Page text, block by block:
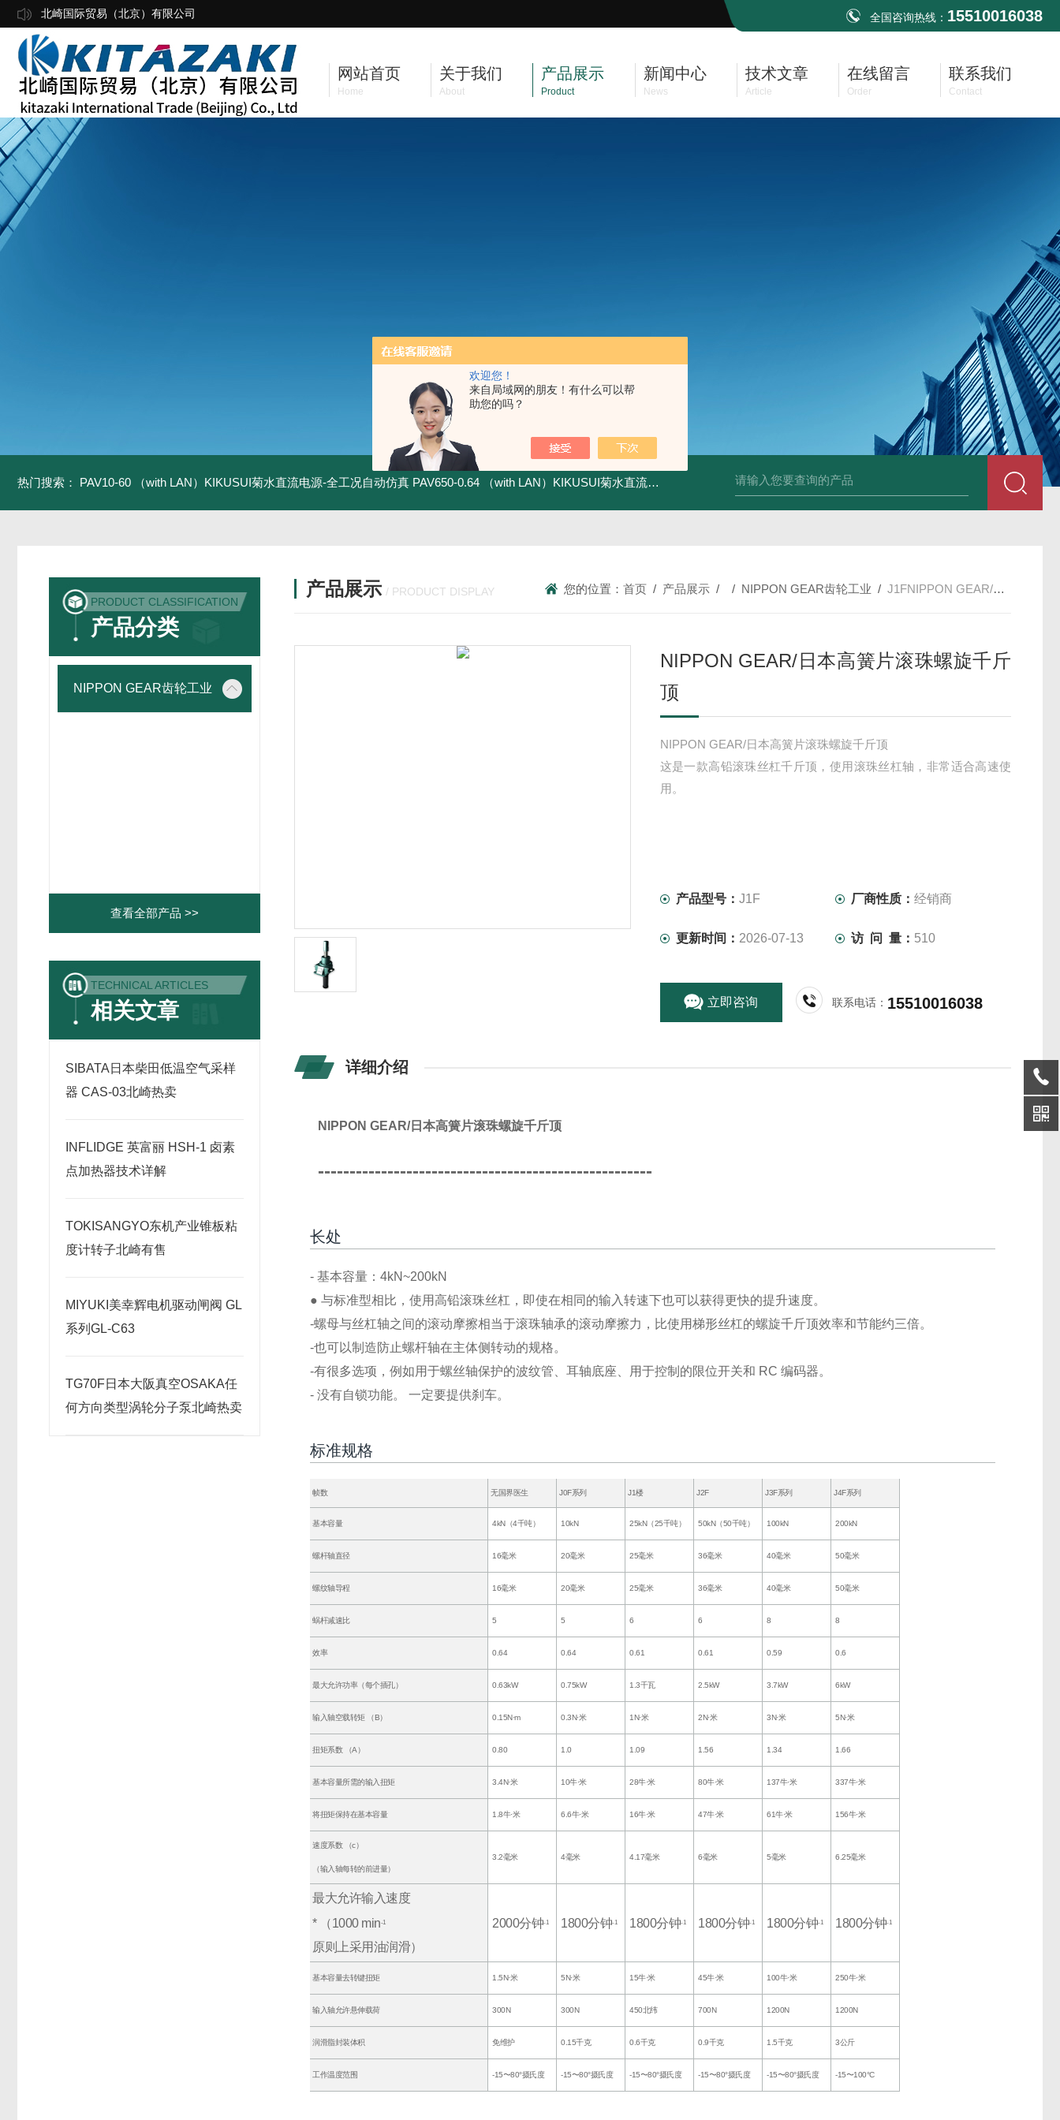
欢迎您！
来自局域网的朋友！有什么可以帮
助您的吗？
北崎国际贸易（北京）有限公司 全国咨询热线： 15510016038
网站首页
Home
关于我们
About
产品展示
Product
新闻中心
News
技术文章
Article
在线留言
Order
联系我们
Contact
热门搜索： PAV10-60 （with LAN）KIKUSUI菊水直流电源-全工况自动仿真 PAV650-0.64 （with LAN）KIKUSUI菊水直流电源-四象限节能测试 PAV320-1.3 （with LAN）KIKUSUI菊水直流电源-故障快
PRODUCT CLASSIFICATION
产品分类
NIPPON GEAR齿轮工业
查看全部产品 >>
TECHNICAL ARTICLES
相关文章
SIBATA日本柴田低温空气采样
器 CAS-03北崎热卖
INFLIDGE 英富丽 HSH-1 卤素
点加热器技术详解
TOKISANGYO东机产业锥板粘
度计转子北崎有售
MIYUKI美幸辉电机驱动闸阀 GL
系列GL-C63
TG70F日本大阪真空OSAKA任
何方向类型涡轮分子泵北崎热卖
产品展示 / PRODUCT DISPLAY 您的位置：首页 / 产品展示 / / NIPPON GEAR齿轮工业 /J1FNIPPON GEAR/日本高簧片滚珠螺旋千斤顶
NIPPON GEAR/日本高簧片滚珠螺旋千斤
顶
NIPPON GEAR/日本高簧片滚珠螺旋千斤顶
这是一款高铅滚珠丝杠千斤顶，使用滚珠丝杠轴，非常适合高速使
用。
产品型号： J1F 厂商性质：经销商
更新时间： 2026-07-13 访 问 量： 510
立即咨询 联系电话： 15510016038
详细介绍
NIPPON GEAR/日本高簧片滚珠螺旋千斤顶
-----------------------------------------------------
长处
- 基本容量：4kN~200kN
● 与标准型相比，使用高铅滚珠丝杠，即使在相同的输入转速下也可以获得更快的提升速度。
-螺母与丝杠轴之间的滚动摩擦相当于滚珠轴承的滚动摩擦力，比使用梯形丝杠的螺旋千斤顶效率和节能约三倍。
-也可以制造防止螺杆轴在主体侧转动的规格。
-有很多选项，例如用于螺丝轴保护的波纹管、耳轴底座、用于控制的限位开关和 RC 编码器。
- 没有自锁功能。 一定要提供刹车。
标准规格
帧数 无国界医生 J0F系列 J1楼 J2F J3F系列 J4F系列
基本容量 4kN（4千吨） 10kN 25kN（25千吨） 50kN（50千吨） 100kN 200kN
螺杆轴直径 16毫米 20毫米 25毫米 36毫米 40毫米 50毫米
螺纹轴导程 16毫米 20毫米 25毫米 36毫米 40毫米 50毫米
蜗杆减速比 5 5 6 6 8 8
效率 0.64 0.64 0.61 0.61 0.59 0.6
最大允许功率（每个插孔） 0.63kW 0.75kW 1.3千瓦 2.5kW 3.7kW 6kW
输入轴空载转矩 （B） 0.15N·m 0.3N·米 1N·米 2N·米 3N·米 5N·米
扭矩系数 （A） 0.80 1.0 1.09 1.56 1.34 1.66
基本容量所需的输入扭矩 3.4N·米 10牛·米 28牛·米 80牛·米 137牛·米 337牛·米
将扭矩保持在基本容量 1.8牛·米 6.6牛·米 16牛·米 47牛·米 61牛·米 156牛·米
速度系数 （c）
（输入轴每转的前进量）
3.2毫米 4毫米 4.17毫米 6毫米 5毫米 6.25毫米
最大允许输入速度
* （1000 min-1
原则上采用油润滑）
2000分钟-1 1800分钟-1 1800分钟-1 1800分钟-1 1800分钟-1 1800分钟-1
基本容量去转键扭矩 1.5N·米 5N·米 15牛·米 45牛·米 100牛·米 250牛·米
输入轴允许悬伸载荷 300N 300N 450北纬 700N 1200N 1200N
润滑脂封装体积 免维护 0.15千克 0.6千克 0.9千克 1.5千克 3公斤
工作温度范围 -15〜80°摄氏度 -15〜80°摄氏度 -15〜80°摄氏度 -15〜80°摄氏度 -15〜80°摄氏度 -15〜100°C